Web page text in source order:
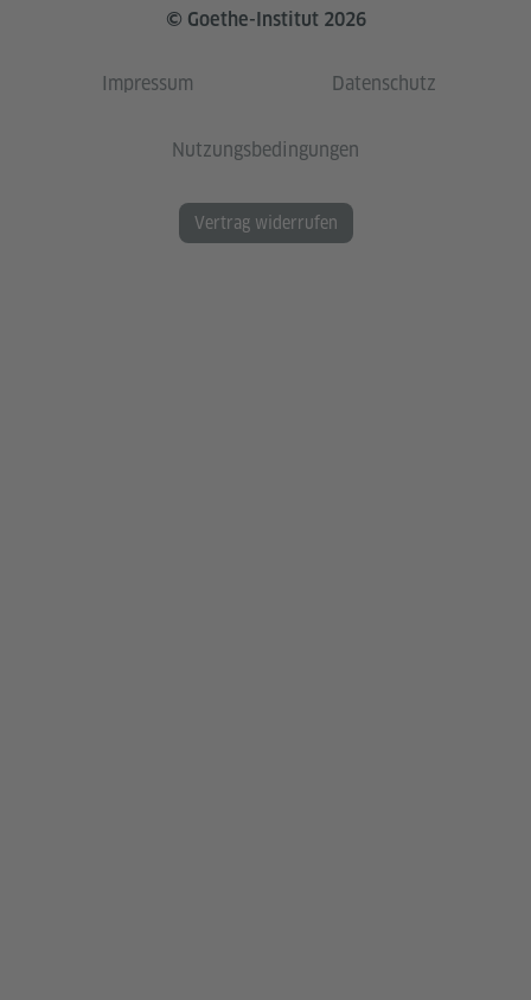
© Goethe-Institut 2026
Impressum Datenschutz
Nutzungsbedingungen
Vertrag widerrufen